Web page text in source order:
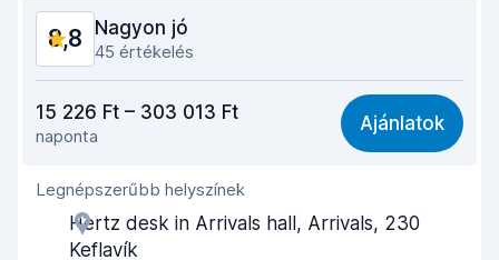
Autó állapota
8,8 Nagyon jó
45 értékelés
8,6
Könnyű megtalálás 8,5
Ügynöki segítőkészség
Az autó átvételéhez szükséges idő
15 226 Ft – 303 013 Ft
naponta
Ajánlatok
Legnépszerűbb helyszínek
Hertz desk in Arrivals hall, Arrivals, 230
Keflavík